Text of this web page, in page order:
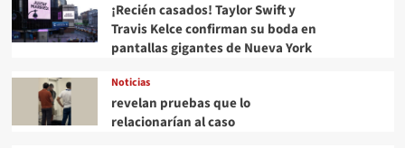
¡Recién casados! Taylor Swift y
Travis Kelce confirman su boda en
pantallas gigantes de Nueva York
Noticias
revelan pruebas que lo
relacionarían al caso